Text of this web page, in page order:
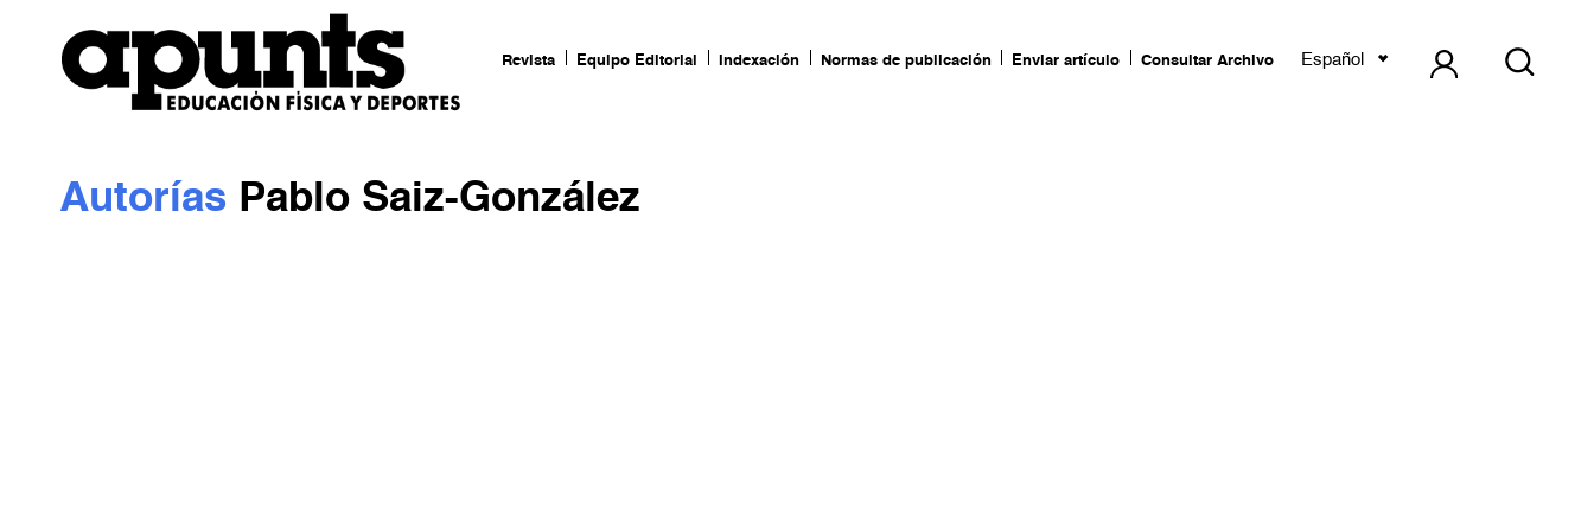
Revista Equipo Editorial Indexación Normas de publicación Enviar artículo Consultar Archivo Español
Autorías Pablo Saiz-González